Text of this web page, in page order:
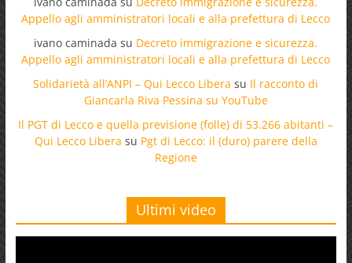
Appello agli amministratori locali e alla prefettura di Lecco
ivano caminada su Decreto immigrazione e sicurezza.
Appello agli amministratori locali e alla prefettura di Lecco
Solidarietà all’ANPI – Qui Lecco Libera su Il racconto di
Giancarla Riva Pessina su YouTube
Il PGT di Lecco e quella previsione (folle) di 53.266 abitanti –
Qui Lecco Libera su Pgt di Lecco: il (duro) parere della
Regione
Ultimi video